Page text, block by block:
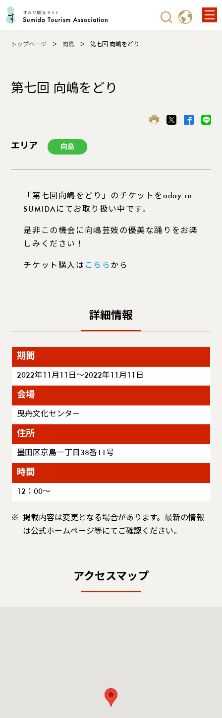
トップページ 向島 第七回 向嶋をどり
第七回 向嶋をどり
エリア 向島
「第七回向嶋をどり」のチケットをaday in
SUMIDAにてお取り扱い中です。
是非この機会に向嶋芸妓の優美な踊りをお楽
しみください！
チケット購入は こちら から
詳細情報
期間
2022年11月11日～2022年11月11日
会場
曳舟文化センター
住所
墨田区京島一丁目38番11号
時間
12：00～
掲載内容は変更となる場合があります。最新の情報
は公式ホームページ等にてご確認ください。
アクセスマップ